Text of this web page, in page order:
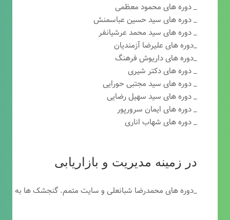
_ دوره های محمود معظمی
_ دوره های سید حسین عباسمنش
_ دوره های سید محمد عرشیانفر
_دوره های علیرضا آزمندیان
_دوره های داریوش فرهنگ
_ دوره های دکتر شیری
_ دوره های سید مجتبی حورایی
_ دوره های سید سهیل رضایی
_ دوره های ایمان سرورپور
_ دوره های شهاب اناری
در زمینه مدیریت و بازاریابی
_دوره های محمدرضا شبانعلی و سایت متمم. گنجشک ها به